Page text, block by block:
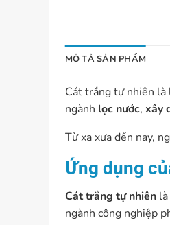
MÔ TẢ SẢN PHẨM
Cát trắng tự nhiên là
ngành lọc nước, xây
Từ xa xưa đến nay,
Ứng dụng
Cát trắng tự nhiênlà
ngành công nghiệp